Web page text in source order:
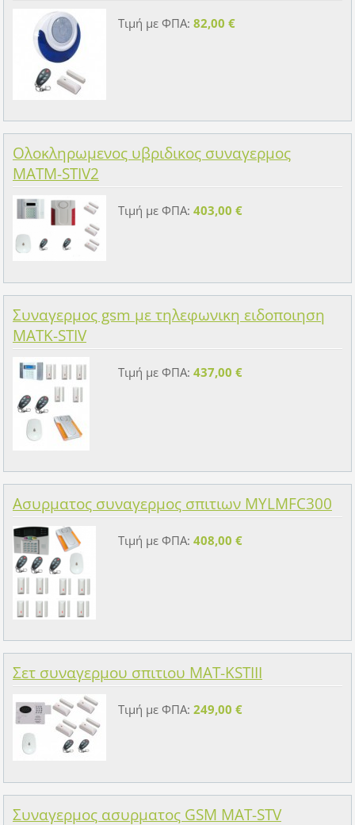
Τιμή με ΦΠΑ: 82,00 €
Ολοκληρωμενος υβριδικος συναγερμος
MATM-STIV2
Τιμή με ΦΠΑ: 403,00 €
Συναγερμος gsm με τηλεφωνικη ειδοποιηση
MATK-STIV
Τιμή με ΦΠΑ: 437,00 €
Ασυρματος συναγερμος σπιτιων MYLMFC300
Τιμή με ΦΠΑ: 408,00 €
Σετ συναγερμου σπιτιου MAT-KSTIII
Τιμή με ΦΠΑ: 249,00 €
Συναγερμος ασυρματος GSM MAT-STV